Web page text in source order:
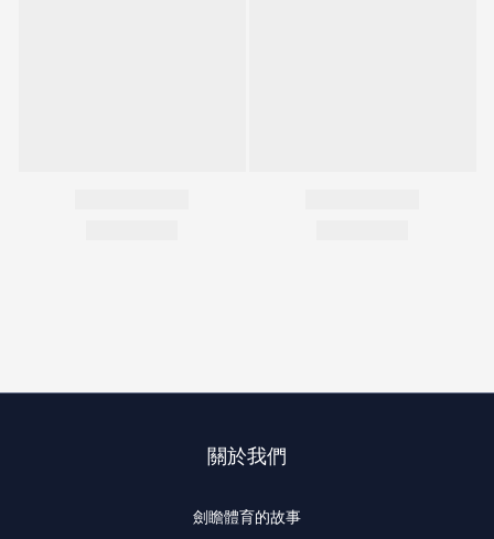
關於我們
劍瞻體育的故事